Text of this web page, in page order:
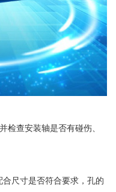
检查安装轴是否有碰伤、
尺寸是否符合要求，孔的